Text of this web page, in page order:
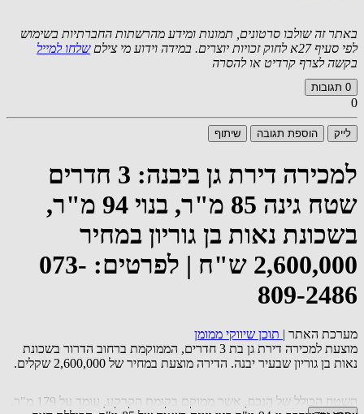
באתר זה שולבו סרטונים, תמונות ומידע מהרשתות החברתיות בשימוש
לפי סעיף 27א לחוק זכויות יוצרים. במידה וידוע מי צילם
שלחו למייל
בקשה לצרף קרדיט או להסרה
0 תגובות
0
לייק הוספת תגובה שיתוף
למכירה דירת גן ביבנה: 3 חדרים
שטח גינה 85 מ"ר, בנוי 94 מ"ר,
בשכונת נאות בן גוריון במחיר
2,600,000 ש"ח | לפרטים: 073-
809-2486
מערכת האתר | תוכן שיווקי ממומן
מוצעת למכירה דירת גן בת 3 חדרים, הממוקמת ברחוב הדרור בשכונת
נאות בן גוריון שבעיר יבנה. הדירה מוצעת במחיר של 2,600,000 שקלים.
השטח הכולל של הנכס, אשר ממוקם בקומת הקרקע, עומד על 179 מ"ר.